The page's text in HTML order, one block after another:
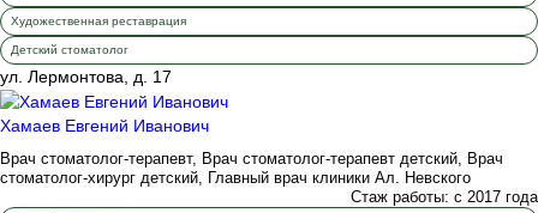
Художественная реставрация
Детский стоматолог
ул. Лермонтова, д. 17
Хамаев Евгений Иванович
Врач стоматолог-терапевт, Врач стоматолог-терапевт детский, Врач
стоматолог-хирург детский, Главный врач клиники Ал. Невского
Стаж работы: с 2017 года